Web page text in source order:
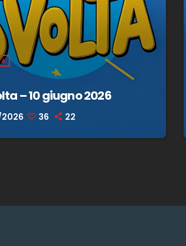
– 10 giugno 2026
2026 36 22